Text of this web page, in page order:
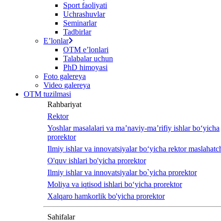
Sport faoliyati
Uchrashuvlar
Seminarlar
Tadbirlar
Eʼlonlar
OTM eʼlonlari
Talabalar uchun
PhD himoyasi
Foto galereya
Video galereya
OTM tuzilmasi
Rahbariyat
Rektor
Yoshlar masalalari va ma’naviy-ma’rifiy ishlar bo‘yicha
prorektor
Ilmiy ishlar va innovatsiyalar bo‘yicha rektor
O'quv ishlari bo'yicha prorektor
Ilmiy ishlar va innovatsiyalar bo`yicha prorektor
Moliya va iqtisod ishlari bo‘yicha prorektor
Xalqaro hamkorlik bo'yicha prorektor
Sahifalar